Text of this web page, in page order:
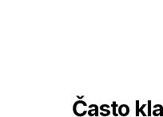
Často